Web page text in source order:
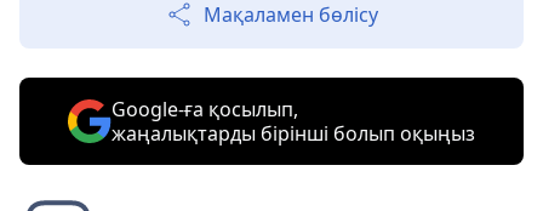
Мақаламен бөлісу
Google-ға қосылып,
жаңалықтарды бірінші болып оқыңыз